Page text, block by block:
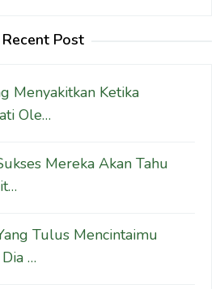
Recent Post
Menyakitkan Ketika
Ole…
Mereka Akan Tahu
Tulus Mencintaimu
…